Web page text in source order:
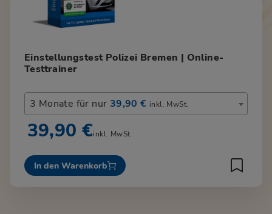
Einstellungstest Polizei Bremen | Online-
Testtrainer
3 Monate für nur 39,90 € inkl. MwSt.
39,90 €inkl. MwSt.
In den Warenkorb